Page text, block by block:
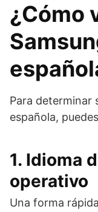
¿Cómo
Para determinar
española,
1. Idioma
operativo
Una forma